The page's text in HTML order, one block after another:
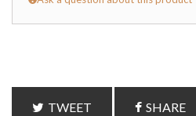
TWEET SHARE